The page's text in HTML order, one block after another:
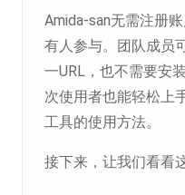
Amida-san无需注册
有人参与。团队成员
一URL，也不需要安
次使用者也能轻松上
工具的使用方法。
接下来，让我们看看